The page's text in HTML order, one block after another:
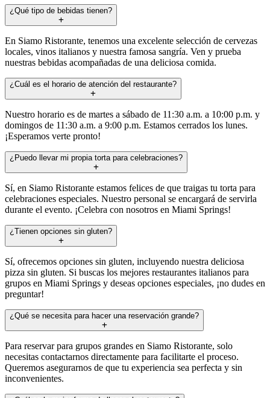
¿Qué tipo de bebidas tienen?
En Siamo Ristorante, tenemos una excelente selección de cervezas
locales, vinos italianos y nuestra famosa sangría. Ven y prueba
nuestras bebidas acompañadas de una deliciosa comida.
¿Cuál es el horario de atención del restaurante?
Nuestro horario es de martes a sábado de 11:30 a.m. a 10:00 p.m. y
domingos de 11:30 a.m. a 9:00 p.m. Estamos cerrados los lunes.
¡Esperamos verte pronto!
¿Puedo llevar mi propia torta para celebraciones?
Sí, en Siamo Ristorante estamos felices de que traigas tu torta para
celebraciones especiales. Nuestro personal se encargará de servirla
durante el evento. ¡Celebra con nosotros en Miami Springs!
¿Tienen opciones sin gluten?
Sí, ofrecemos opciones sin gluten, incluyendo nuestra deliciosa
pizza sin gluten. Si buscas los mejores restaurantes italianos para
grupos en Miami Springs y deseas opciones especiales, ¡no dudes en
preguntar!
¿Qué se necesita para hacer una reservación grande?
Para reservar para grupos grandes en Siamo Ristorante, solo
necesitas contactarnos directamente para facilitarte el proceso.
Queremos asegurarnos de que tu experiencia sea perfecta y sin
inconvenientes.